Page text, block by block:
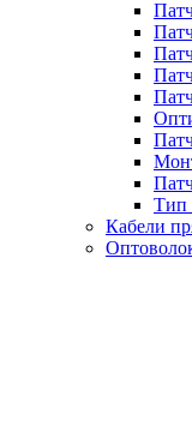
Тип
Кабели